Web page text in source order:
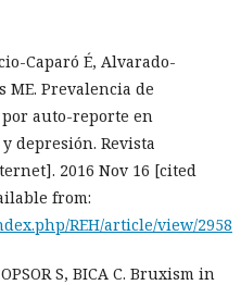
Caparó É, Alvarado-
ME. Prevalencia de
auto-reporte en
depresión. Revista
2016 Nov 16 [cited
from:
REH/article/view/2958
S, BICA C. Bruxism in